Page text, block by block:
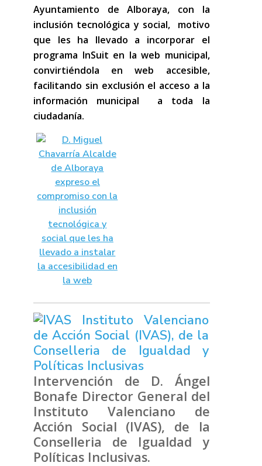
Ayuntamiento de Alboraya, con la
inclusión tecnológica y social, motivo
que les ha llevado a incorporar el
programa InSuit en la web municipal,
convirtiéndola en web accesible,
facilitando sin exclusión el acceso a la
información municipal a toda la
ciudadanía.
Intervención de D. Ángel
Bonafe Director General del
Instituto Valenciano de
Acción Social (IVAS), de la
Conselleria de Igualdad y
Políticas Inclusivas.